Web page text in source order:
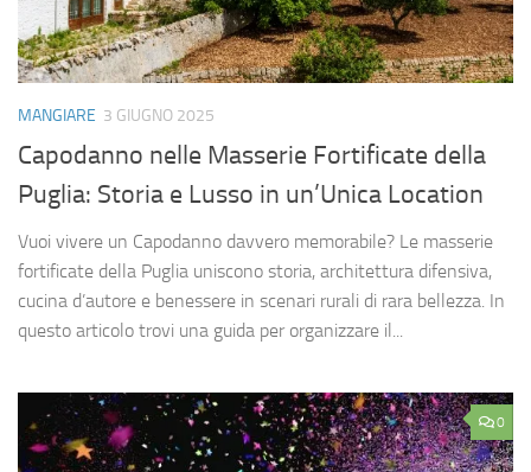
MANGIARE 3 GIUGNO 2025
Capodanno nelle Masserie Fortificate della
Puglia: Storia e Lusso in un’Unica Location
Vuoi vivere un Capodanno davvero memorabile? Le masserie
fortificate della Puglia uniscono storia, architettura difensiva,
cucina d’autore e benessere in scenari rurali di rara bellezza. In
questo articolo trovi una guida per organizzare il...
0